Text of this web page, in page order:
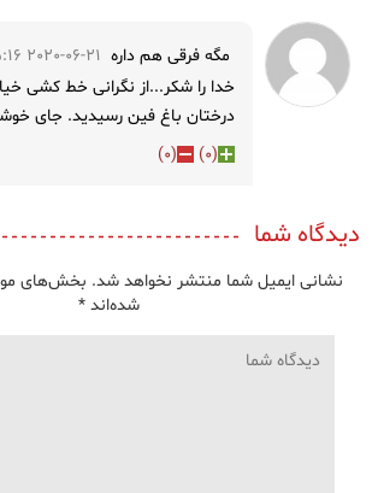
مگه فرقی هم داره 2020-06-21 11:25:16
خدا را شکر...از نگرانی خط کشی
درختان باغ فین رسیدید. جای
(
0
)
(
0
)
دیدگاه شما
نشانی ایمیل شما منتشر نخواهد شد. بخش‌های
شده‌اند*